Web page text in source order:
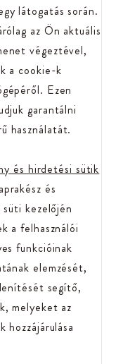
látogatás során.
az Ön aktuális
végeztével,
a cookie-k
Ezen
garantálni
használatát.
és hirdetési sütik
és
kezelőjén
a felhasználói
funkcióinak
elemzését,
segítő,
melyeket az
hozzájárulása